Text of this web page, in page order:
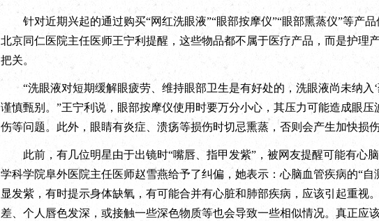
针对近期兴起的通过购买“网红洗眼液”“眼部按摩仪”“眼部熏蒸仪”等产
北京同仁医院主任医师王宁利提醒，这些物品都不属于医疗产品，而是护理
把关。
“洗眼液对短期缓解眼疲劳、维持眼部卫生是有好处的，洗眼液尚未纳入‘
谨慎甄别。”王宁利说，眼部按摩仪使用时要万分小心，其压力可能造成眼
伤等问题。此外，眼睛有炎症、溃疡等损伤时切忌熏蒸，否则会产生加快损
此前，有几位明星由于出镜时“嘴唇、指甲发紫”，被网友提醒可能有心
学科学院阜外医院主任医师赵雪燕给予了纠偏，她表示：心脑血管疾病的“自
显发紫，有时提示身体缺氧，有可能合并有心脏和肺部疾病，应该引起重视
差、个人唇色发深，或接触一些深色物质等也会导致一些相似情况。真正应